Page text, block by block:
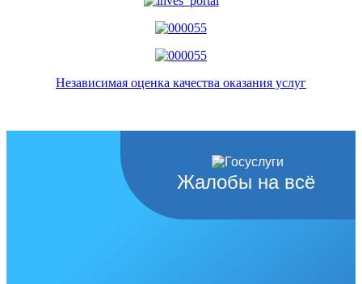
Независимая оценка качества оказания услуг
Жалобы на всё